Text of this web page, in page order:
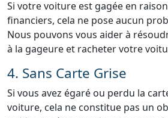
Si votre voiture est gagée en
financiers, cela ne pose aucun
Nous pouvons vous aider à
à la gageure et racheter votre
4. Sans Carte Grise
Si vous avez égaré ou perdu la
voiture, cela ne constitue pas un